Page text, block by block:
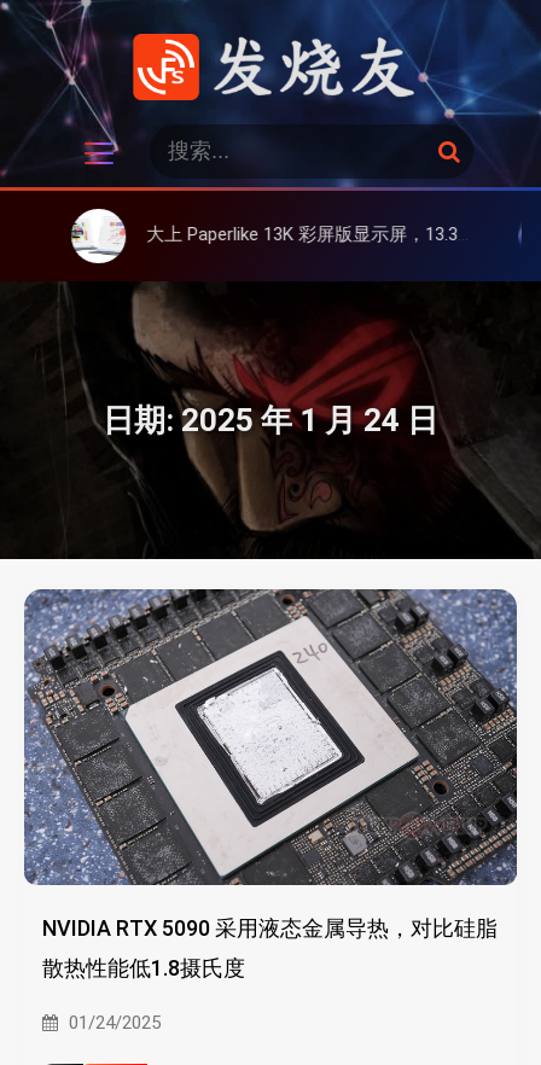
跳
发烧友
：
搜
索
大上 Paperlike 13K 彩屏版显示屏，13.3英寸高刷彩色墨水屏 英特尔酷睿
日期:2025 年 1 月 24 日
NVIDIA RTX 5090 采用液态金属导热，对比硅脂
散热性能低1.8摄氏度
01/24/2025